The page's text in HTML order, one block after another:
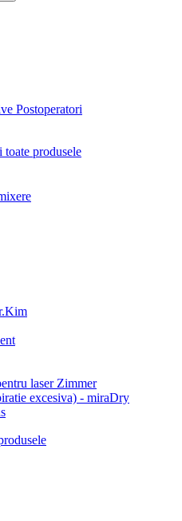
Postoperatori
toate produsele
laser Zimmer
excesiva) - miraDry